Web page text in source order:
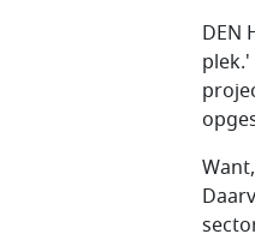
DEN